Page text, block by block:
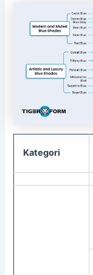
Kategori